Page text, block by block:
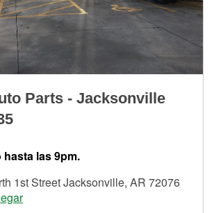
Parts - Jacksonville
las 9pm.
1st Street Jacksonville, AR 72076